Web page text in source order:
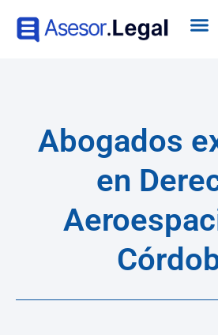
Abogados
en